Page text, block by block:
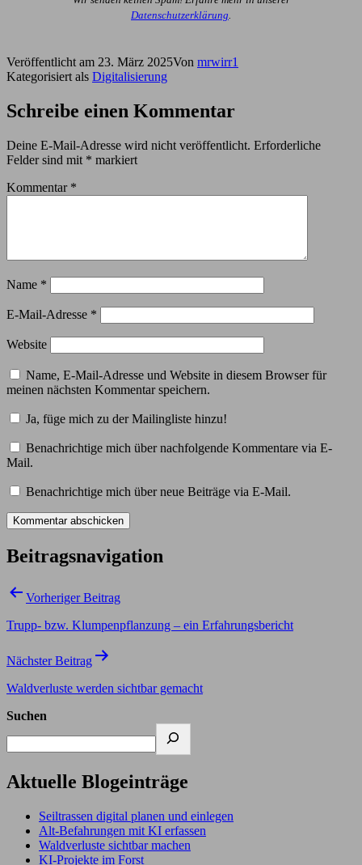
Datenschutzerklärung
Veröffentlicht am 23. März 2025Von mrwirr1
Kategorisiert als Digitalisierung
Schreibe einen Kommentar
Deine E-Mail-Adresse wird nicht veröffentlicht. Erforderliche
Felder sind mit * markiert
Kommentar *
Name *
E-Mail-Adresse *
Website
Name, E-Mail-Adresse und Website in diesem Browser für
meinen nächsten Kommentar speichern.
Ja, füge mich zu der Mailingliste hinzu!
Benachrichtige mich über nachfolgende Kommentare via E-
Mail.
Benachrichtige mich über neue Beiträge via E-Mail.
Beitragsnavigation
Vorheriger Beitrag
Trupp- bzw. Klumpenpflanzung – ein Erfahrungsbericht
Nächster Beitrag
Waldverluste werden sichtbar gemacht
Suchen
Aktuelle Blogeinträge
Seiltrassen digital planen und einlegen
Alt-Befahrungen mit KI erfassen
Waldverluste sichtbar machen
KI-Projekte im Forst